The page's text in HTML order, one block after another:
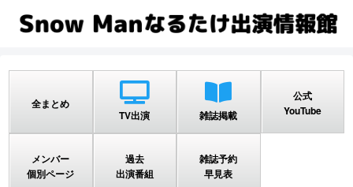
全まとめ
TV出演
雑誌掲載
公式
YouTube
メンバー
個別ページ
過去
出演番組
雑誌予約
早見表